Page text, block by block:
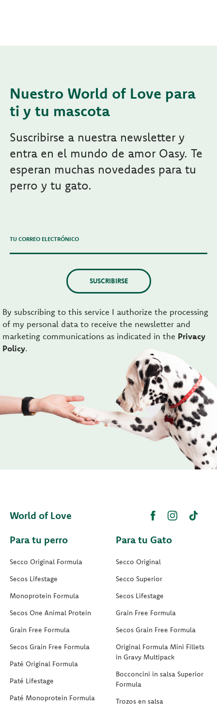
Nuestro World of Love para
ti y tu mascota
Suscribirse a nuestra newsletter y
entra en el mundo de amor Oasy. Te
esperan muchas novedades para tu
perro y tu gato.
TU CORREO ELECTRÓNICO
SUSCRIBIRSE
By subscribing to this service I authorize the processing
of my personal data to receive the newsletter and
marketing communications as indicated in the Privacy
Policy.
World of Love
Para tu perro
Secco Original Formula
Secos Lifestage
Monoprotein Formula
Secos One Animal Protein
Grain Free Formula
Secos Grain Free Formula
Paté Original Formula
Paté Lifestage
Paté Monoprotein Formula
Para tu Gato
Secco Original
Secco Superior
Secos Lifestage
Grain Free Formula
Secos Grain Free Formula
Original Formula Mini Fillets
in Gravy Multipack
Bocconcini in salsa Superior
Formula
Trozos en salsa